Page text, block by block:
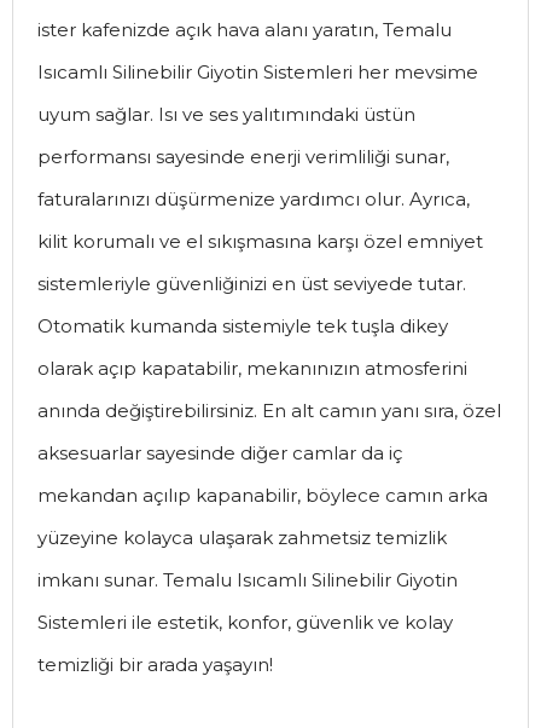
ister kafenizde açık hava alanı yaratın, Temalu
Isıcamlı Silinebilir Giyotin Sistemleri her mevsime
uyum sağlar. Isı ve ses yalıtımındaki üstün
performansı sayesinde enerji verimliliği sunar,
faturalarınızı düşürmenize yardımcı olur. Ayrıca,
kilit korumalı ve el sıkışmasına karşı özel emniyet
sistemleriyle güvenliğinizi en üst seviyede tutar.
Otomatik kumanda sistemiyle tek tuşla dikey
olarak açıp kapatabilir, mekanınızın atmosferini
anında değiştirebilirsiniz. En alt camın yanı sıra, özel
aksesuarlar sayesinde diğer camlar da iç
mekandan açılıp kapanabilir, böylece camın arka
yüzeyine kolayca ulaşarak zahmetsiz temizlik
imkanı sunar. Temalu Isıcamlı Silinebilir Giyotin
Sistemleri ile estetik, konfor, güvenlik ve kolay
temizliği bir arada yaşayın!